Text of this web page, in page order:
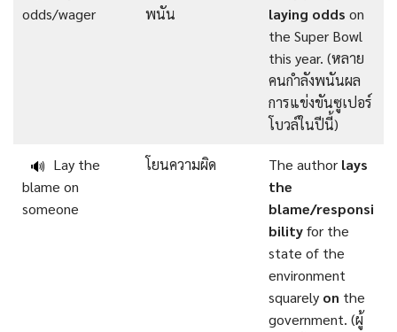
odds/wager
พนัน
laying odds on
the Super Bowl
this year. (หลาย
คนกำลังพนันผล
การแข่งขันซูเปอร์
โบวล์ในปีนี้)
🔊 Lay the
blame on
someone
โยนความผิด The author lays
the
blame/responsi
bilityfor the
state of the
environment
squarely on the
government. (ผู้